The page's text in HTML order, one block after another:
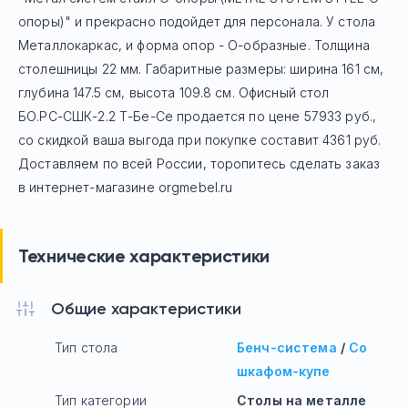
опоры)" и прекрасно подойдет для персонала. У стола
Mеталлокаркас, и форма опор - О-образные. Толщина
столешницы 22 мм. Габаритные размеры: ширина 161 см,
глубина 147.5 см, высота 109.8 см. Офисный стол
БО.РС-СШК-2.2 Т-Бе-Се продается по цене 57933 руб.,
со скидкой ваша выгода при покупке составит 4361 руб.
Доставляем по всей России, торопитесь сделать заказ
в интернет-магазине orgmebel.ru
Технические характеристики
Общие характеристики
Тип стола Бенч-система / Со
шкафом-купе
Тип категории
Столы на металле